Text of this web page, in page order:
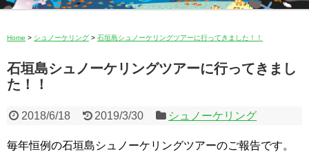
Home > シュノーケリング > 石垣島シュノーケリングツアーに行ってきました！！
石垣島シュノーケリングツアーに行ってきまし
た！！
2018/6/18 2019/3/30 シュノーケリング
毎年恒例の石垣島シュノーケリングツアーのご報告です。